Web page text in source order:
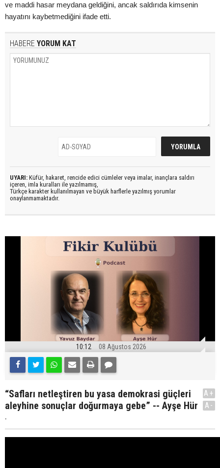
ve maddi hasar meydana geldiğini, ancak saldırıda kimsenin
hayatını kaybetmediğini ifade etti.
HABERE YORUM KAT
UYARI: Küfür, hakaret, rencide edici cümleler veya imalar, inançlara saldırı
içeren, imla kuralları ile yazılmamış,
Türkçe karakter kullanılmayan ve büyük harflerle yazılmış yorumlar
onaylanmamaktadır.
10:12 08 Ağustos 2026
“Safları netleştiren bu yasa demokrasi güçleri
aleyhine sonuçlar doğurmaya gebe” -- Ayşe Hür
.
A+
A-